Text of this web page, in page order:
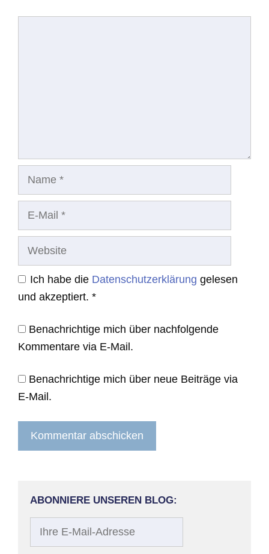
Ich habe die Datenschutzerklärung gelesen
und akzeptiert. *
Benachrichtige mich über nachfolgende
Kommentare via E-Mail.
Benachrichtige mich über neue Beiträge via
E-Mail.
ABONNIERE UNSEREN BLOG: